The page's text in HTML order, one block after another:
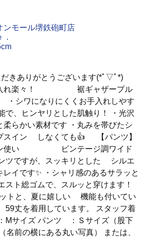
ンモール堺鉄砲町店
．
だきありがとうございます(*ﾟ▽ﾟ*)
手入れ楽々！ 裾ギャザープル
になりにくくお手入れしやす
で、ヒンヤリとした肌触り！ ・光沢
柔らかい素材です ・丸みを帯びたシ
スイン しなくても👍 【パンツ】
ン使い ビンテージ調ワイド
ツですが、スッキリとした シルエ
レイです✨ ・シャリ感のあるサラッと
スト総ゴムで、スルッと穿けます！
ットと、夏に嬉しい 機能も付いてい
59丈を着用しています。 スタッフ着
Mサイズ パンツ ：Ｓサイズ（股下
前の横にある丸い写真） または、